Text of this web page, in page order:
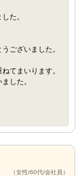
た。
ございました。
てまいります。
した。
（女性/60代/会社員）